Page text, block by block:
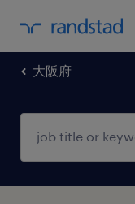
大阪府